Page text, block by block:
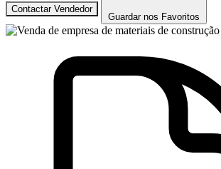
Contactar Vendedor
Guardar nos Favoritos